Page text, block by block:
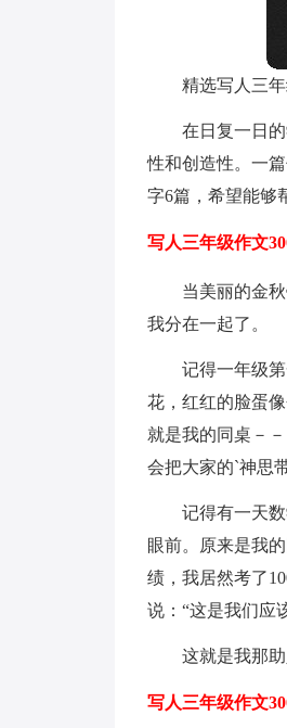
精选写人三
在日复一日
性和创造性。一
字6篇，希望能够
写人三年级作文
当美丽的金
我分在一起了。
记得一年级
花，红红的脸蛋
就是我的同桌－
会把大家的`神思
记得有一天
眼前。原来是我
绩，我居然考了
说：“这是我们应
这就是我那
写人三年级作文